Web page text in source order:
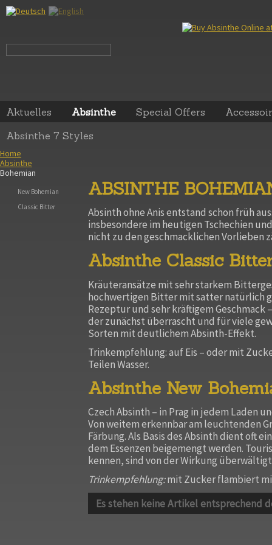
Aktuelles Absinthe Special Offers
Absinthe 7 Styles
Home
Absinthe
Bohemian
New Bohemian
Classic Bitter
ABSINTHE
Absinth ohne Anis entstand schon früh
insbesondere im heutigen Tschechien
nicht zu den geschmacklichen Vorlieben
Absinthe Classic
Kräuteransätze mit sehr starkem
hochwertigen Bitter mit satter natürlich
Rezeptur und sehr kräftigem Geschmack
der zunächst überrascht und für viele
Sorten mit deutlichem Absinth-Effekt.
Trinkempfehlung: auf Eis – oder mit
Teilen Wasser.
Absinthe New
Czech Absinth – in Prag in jedem Laden
Von weitem erkennbar am leuchtenden
Färbung. Als Basis des Absinth dient oft
dem Essenzen beigemengt werden.
kennen, sind von der Wirkung
Trinkempfehlung:mit Zucker flambiert
Es stehen keine Artikel entsprechend